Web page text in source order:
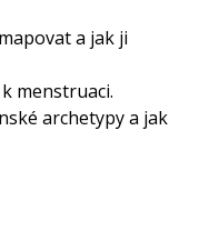
a jak ji
menstruaci.
archetypy a jak